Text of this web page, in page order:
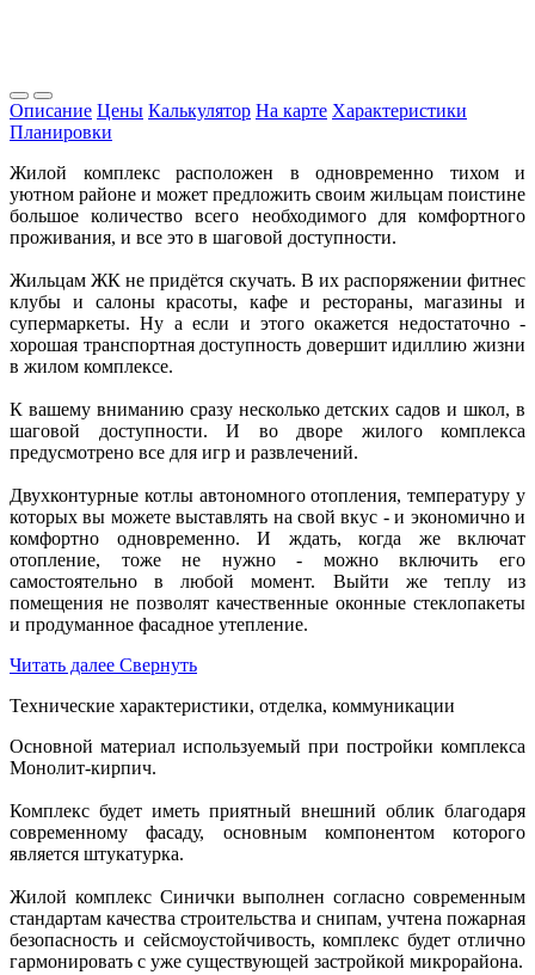
Описание Цены Калькулятор На карте Характеристики
Планировки
Жилой комплекс расположен в одновременно тихом и
уютном районе и может предложить своим жильцам поистине
большое количество всего необходимого для комфортного
проживания, и все это в шаговой доступности.
Жильцам ЖК не придётся скучать. В их распоряжении фитнес
клубы и салоны красоты, кафе и рестораны, магазины и
супермаркеты. Ну а если и этого окажется недостаточно -
хорошая транспортная доступность довершит идиллию жизни
в жилом комплексе.
К вашему вниманию сразу несколько детских садов и школ, в
шаговой доступности. И во дворе жилого комплекса
предусмотрено все для игр и развлечений.
Двухконтурные котлы автономного отопления, температуру у
которых вы можете выставлять на свой вкус - и экономично и
комфортно одновременно. И ждать, когда же включат
отопление, тоже не нужно - можно включить его
самостоятельно в любой момент. Выйти же теплу из
помещения не позволят качественные оконные стеклопакеты
и продуманное фасадное утепление.
Читать далее Свернуть
Технические характеристики, отделка, коммуникации
Основной материал используемый при постройки комплекса
Монолит-кирпич.
Комплекс будет иметь приятный внешний облик благодаря
современному фасаду, основным компонентом которого
является штукатурка.
Жилой комплекс Синички выполнен согласно современным
стандартам качества строительства и снипам, учтена пожарная
безопасность и сейсмоустойчивость, комплекс будет отлично
гармонировать с уже существующей застройкой микрорайона.